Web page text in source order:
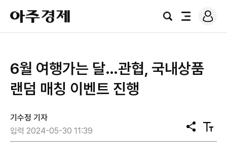
아
주
경
검
전
로
그
6월 여행가는 달…관협, 국내상품
랜덤 매칭 이벤트 진행
기수정 기자
입력 2024-05-30 11:39
공
유
텍
스